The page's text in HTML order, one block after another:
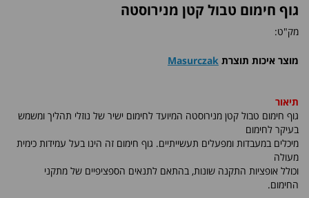
גוף חימום טבול קטן מנירוסטה
מק"ט:
מוצר איכות תוצרת Masurczak
תיאור
גוף חימום טבול קטן מנירוסטה המיועד לחימום ישיר של נוזלי תהליך ומשמש
בעיקר לחימום
מיכלים במעבדות ומפעלים תעשייתיים. גוף חימום זה הינו בעל עמידות כימית
מעולה
וכולל אופציות התקנה שונות, בהתאם לתנאים הספציפיים של מתקני
החימום.